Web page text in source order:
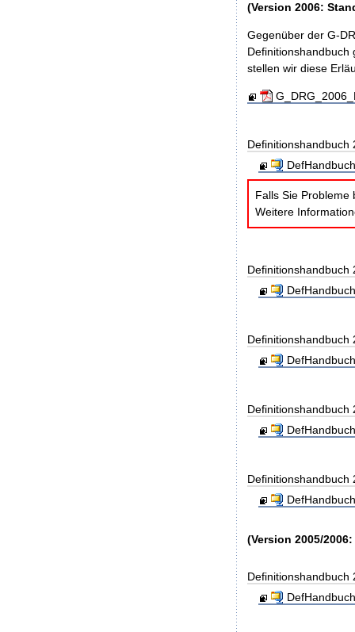
(Version 2006:
Gegenüber der G-
Definitionshandbuch
stellen wir diese
Definitionshandbuch
Falls Sie Probleme
Weitere
Definitionshandbuch
Definitionshandbuch
Definitionshandbuch
Definitionshandbuch
(Version 2005/
Definitionshandbuch